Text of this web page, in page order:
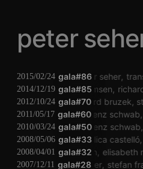
peter
gala#86
2015/02/24 peter seher
gala#85
2014/12/19rehaug themsen
gala#70
2012/10/24
tim blechmann richard bruzek
gala#60
2011/05/17
friedrich vinzenz schwab
gala#50
2010/03/24
siegfried friedrich vinzenz schwab
gala#33
2008/05/06
thomas grill angélica castelló
gala#32
2008/04/01peter kutin elisabeth
gala#28
2007/12/11andreas stoiber stefan